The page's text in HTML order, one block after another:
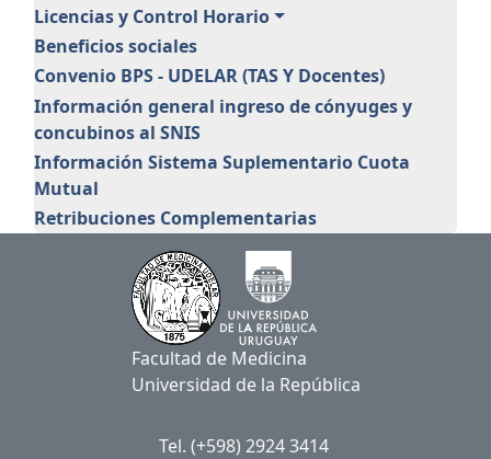
Licencias y Control Horario
Beneficios sociales
Convenio BPS - UDELAR (TAS Y Docentes)
Información general ingreso de cónyuges y
concubinos al SNIS
Información Sistema Suplementario Cuota
Mutual
Retribuciones Complementarias
Facultad de Medicina
Universidad de la República
Tel. (+598) 2924 3414